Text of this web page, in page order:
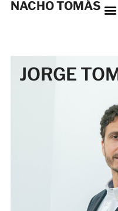
NACHO TOMÁS
JORGE